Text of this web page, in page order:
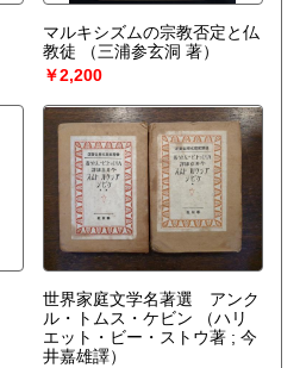
マルキシズムの宗教否定と仏
教徒
（三浦参玄洞 著）
￥2,200
世界家庭文学名著選 アンク
ル・トムス・ケビン
（ハリ
エット・ビー・ストウ著 ; 今
井嘉雄譯）